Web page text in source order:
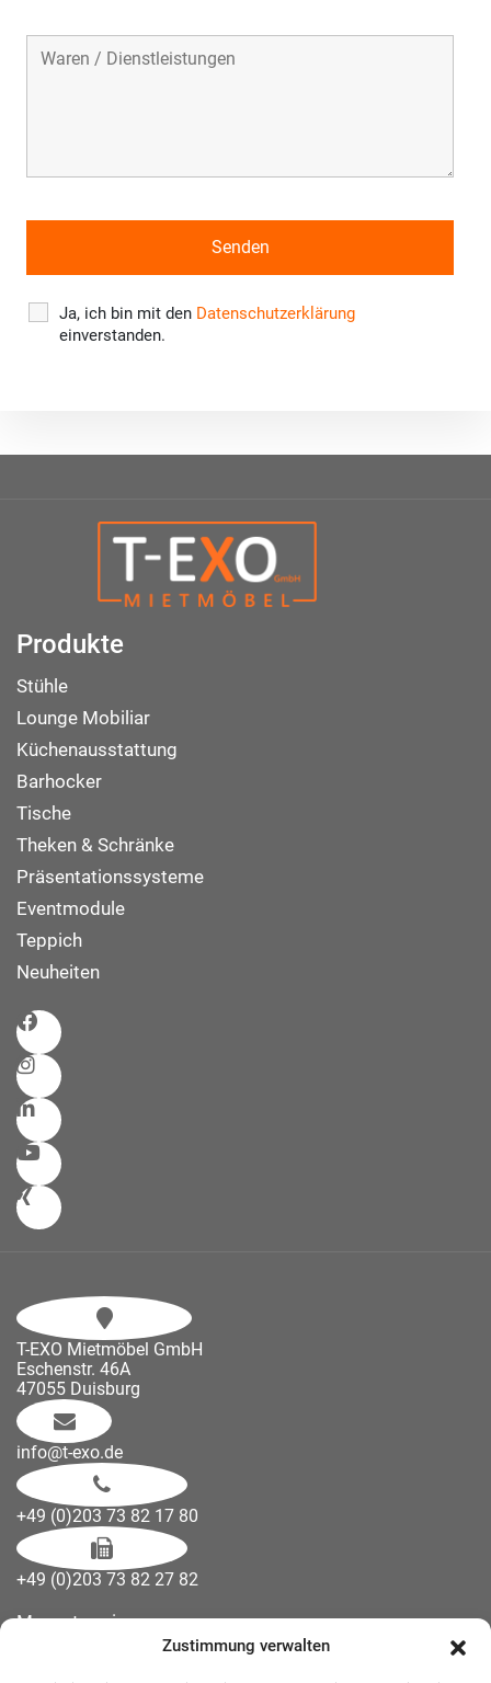
Zustimmung verwalten
Ja, ich bin mit den Datenschutzerklärung
einverstanden.
Produkte
Stühle
Lounge Mobiliar
Küchenausstattung
Barhocker
Tische
Theken & Schränke
Präsentationssysteme
Eventmodule
Teppich
Neuheiten
T-EXO Mietmöbel GmbH
Eschenstr. 46A
47055 Duisburg
info@t-exo.de
+49 (0)203 73 82 17 80
+49 (0)203 73 82 27 82
Messetermine